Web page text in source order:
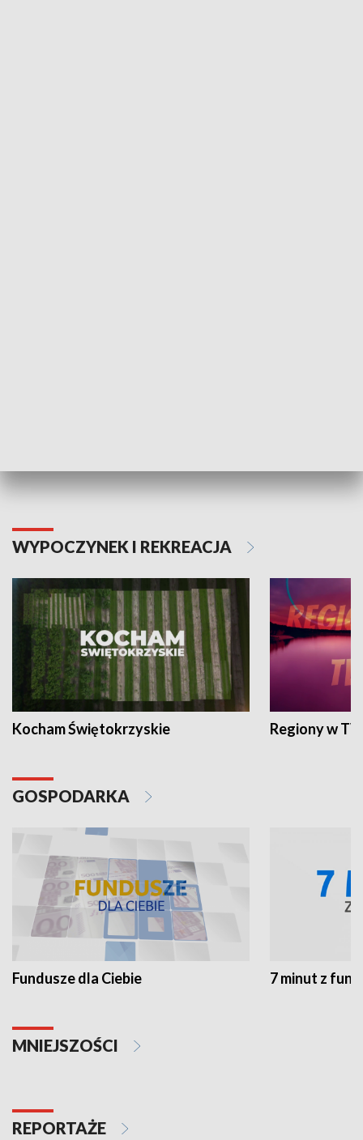
WYPOCZYNEK I REKREACJA
Kocham Świętokrzyskie Regiony w
GOSPODARKA
Fundusze dla Ciebie 7 minut z
MNIEJSZOŚCI
REPORTAŻE